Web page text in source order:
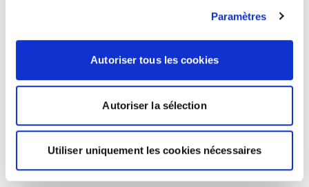
Paramètres
Autoriser tous les cookies
Autoriser la sélection
Utiliser uniquement les cookies nécessaires